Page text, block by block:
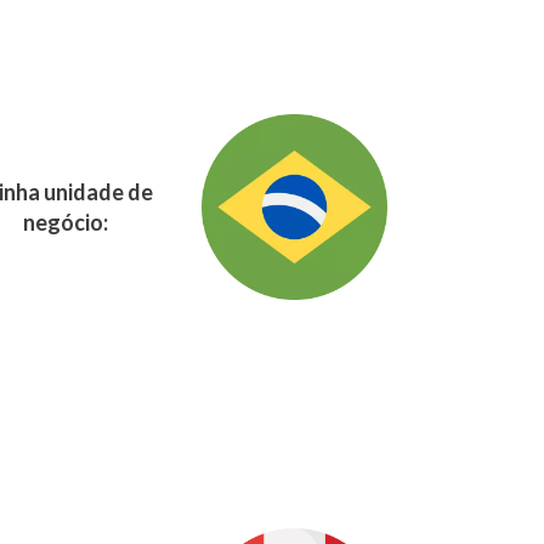
unidade de
negócio: